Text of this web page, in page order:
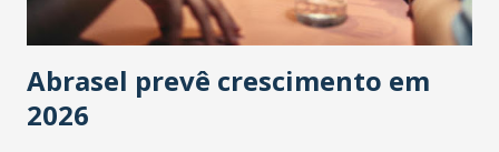
Abrasel prevê crescimento em
2026